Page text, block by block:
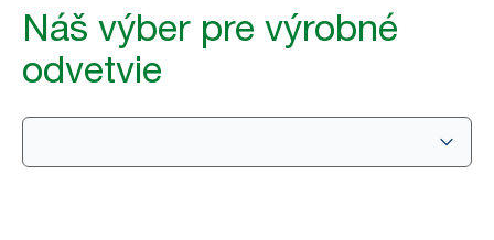
Náš výber pre výrobné
odvetvie